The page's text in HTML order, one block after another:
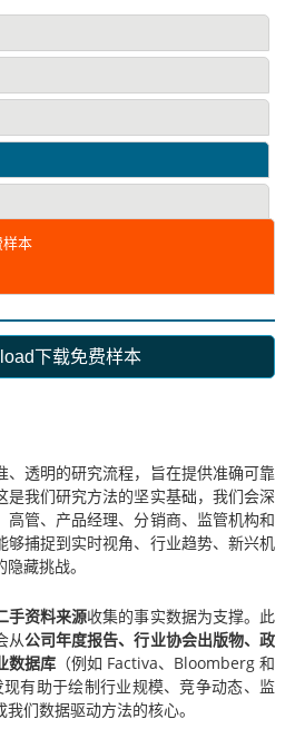
本
下载免费样本
、透明的研究流程，旨在提供准确可靠
我们研究方法的坚实基础，我们会深
高管、产品经理、分销商、监管机构和
够捕捉到实时视角、行业趋势、新兴机
藏挑战。
手资料来源收集的事实数据为支撑。此
从公司年度报告、行业协会出版物、政
数据库（例如 Factiva、Bloomberg 和
有助于绘制行业规模、竞争动态、监
们数据驱动方法的核心。